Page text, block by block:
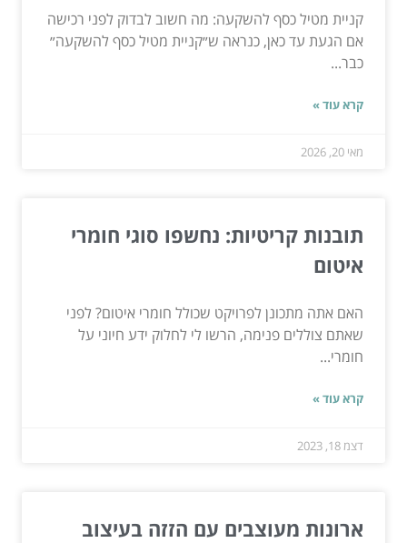
קניית מטיל כסף להשקעה: מה חשוב לבדוק לפני רכישה
אם הגעת עד כאן, כנראה ש״קניית מטיל כסף להשקעה״
כבר...
קרא עוד »
מאי 20, 2026
תובנות קריטיות: נחשפו סוגי חומרי
איטום
האם אתה מתכונן לפרויקט שכולל חומרי איטום? לפני
שאתם צוללים פנימה, הרשו לי לחלוק ידע חיוני על
חומרי...
קרא עוד »
דצמ 18, 2023
ארונות מעוצבים עם הזזה בעיצוב